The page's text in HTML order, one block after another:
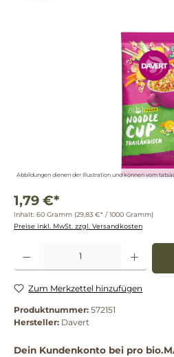
Bildergalerie überspringen
Abbildungen dienen der Illustration und können vom
1,79 €*
Inhalt: 60 Gramm (29,83 €* / 1000 Gramm)
Preise inkl. MwSt. zzgl. Versandkosten
Produkt Anzahl: Gib den gewünschten Wert
Zum Merkzettel hinzufügen
Produktnummer: 572151
Hersteller: Davert
Dein Kundenkonto bei pro